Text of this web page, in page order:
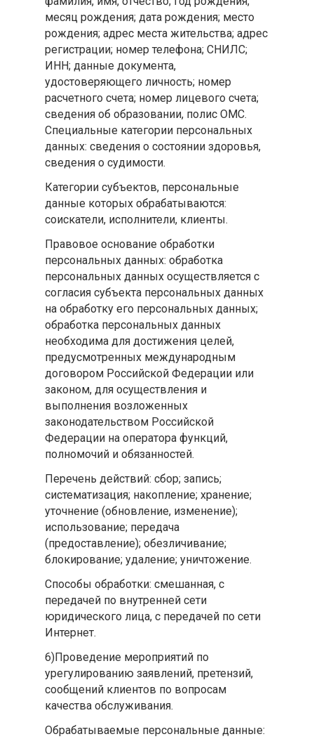
месяц рождения; дата рождения; место
рождения; адрес места жительства; адрес
регистрации; номер телефона; СНИЛС;
ИНН; данные документа,
удостоверяющего личность; номер
расчетного счета; номер лицевого счета;
сведения об образовании, полис ОМС.
Специальные категории персональных
данных: сведения о состоянии здоровья,
сведения о судимости.
Категории субъектов, персональные
данные которых обрабатываются:
соискатели, исполнители, клиенты.
Правовое основание обработки
персональных данных: обработка
персональных данных осуществляется с
согласия субъекта персональных данных
на обработку его персональных данных;
обработка персональных данных
необходима для достижения целей,
предусмотренных международным
договором Российской Федерации или
законом, для осуществления и
выполнения возложенных
законодательством Российской
Федерации на оператора функций,
полномочий и обязанностей.
Перечень действий: сбор; запись;
систематизация; накопление; хранение;
уточнение (обновление, изменение);
использование; передача
(предоставление); обезличивание;
блокирование; удаление; уничтожение.
Способы обработки: смешанная, с
передачей по внутренней сети
юридического лица, с передачей по сети
Интернет.
6)Проведение мероприятий по
урегулированию заявлений, претензий,
сообщений клиентов по вопросам
качества обслуживания.
Обрабатываемые персональные данные: